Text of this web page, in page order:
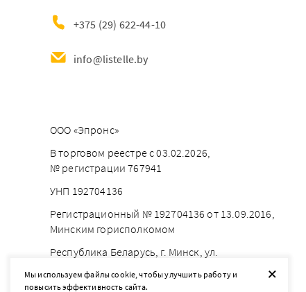
+
Мы используем файлы cookie, чтобы улучшить работу и
повысить эффективность сайта.
+375 (29) 622-44-10
info@listelle.by
ООО «Эпронс»
В торговом реестре с 03.02.2026,
№ регистрации 767941
УНП 192704136
Регистрационный № 192704136 от 13.09.2016,
Минским горисполкомом
Республика Беларусь, г. Минск, ул.